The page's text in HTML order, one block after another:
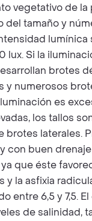
vegetativo de la
del tamaño y
lumínica
lux. Si la
brotes
y numerosos
es
los tallos
brotes laterales.
con buen
que éste
y la asfixia
entre 6,5 y 7,5.
de salinidad,